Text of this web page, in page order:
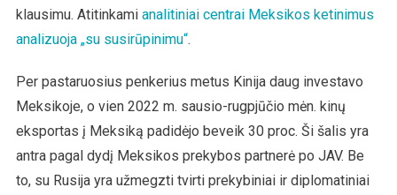
klausimu. Atitinkami analitiniai centrai Meksikos ketinimus
analizuoja „su susirūpinimu“.
Per pastaruosius penkerius metus Kinija daug investavo
Meksikoje, o vien 2022 m. sausio-rugpjūčio mėn. kinų
eksportas į Meksiką padidėjo beveik 30 proc. Ši šalis yra
antra pagal dydį Meksikos prekybos partnerė po JAV. Be
to, su Rusija yra užmegzti tvirti prekybiniai ir diplomatiniai